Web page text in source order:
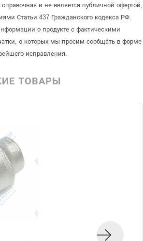
и не является публичной офертой,
Статьи 437 Гражданского кодекса РФ.
о продукте с фактическими
о которых мы просим сообщать в форме
исправления.
ТОВАРЫ